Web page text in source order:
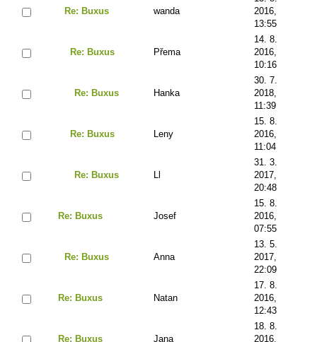
Re: Buxus wanda
2016,
13:55
Re: Buxus Přema
14. 8.
2016,
10:16
Re: Buxus Hanka
30. 7.
2018,
11:39
Re: Buxus Leny
15. 8.
2016,
11:04
Re: Buxus
31. 3.
2017,
20:48
Re: Buxus Josef
15. 8.
2016,
07:55
Re: Buxus Anna
13. 5.
2017,
22:09
Re: Buxus Natan
17. 8.
2016,
12:43
Re: Buxus Jana
18. 8.
2016,